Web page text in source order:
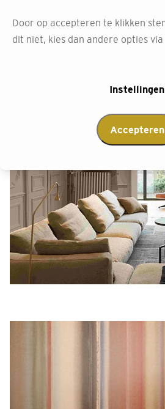
Door op accepteren te klikken
dit niet, kies dan andere opties via
Instellingen
Accepteren